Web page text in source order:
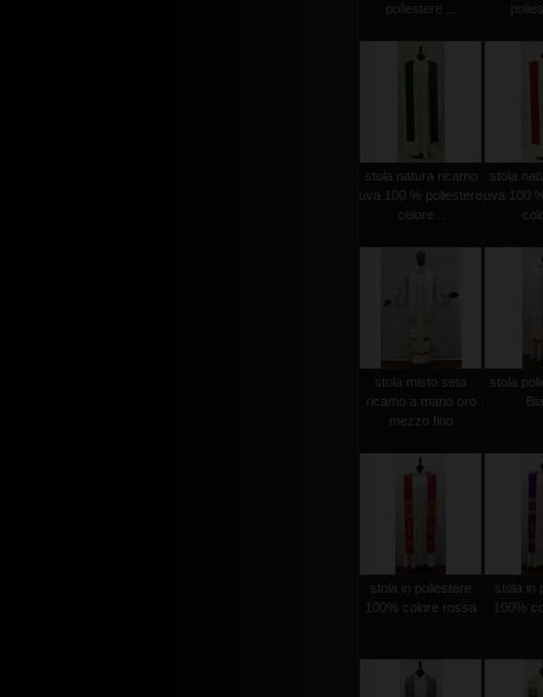
poliestere ...
stola natura ricamo
uva 100 % poliestere
colore...
stola
uva 100
stola misto seta
ricamo a mano oro
mezzo fino
stola
stola in poliestere
100% colore rossa
stola in
100%